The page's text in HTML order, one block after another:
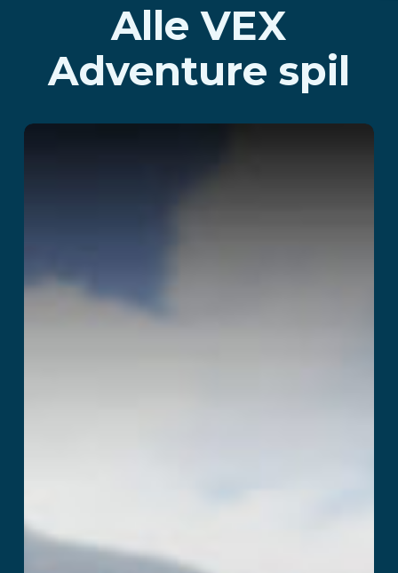
Alle VEX
Adventure spil
Temple Quest